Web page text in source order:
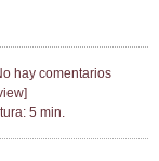
hay comentarios
5 min.